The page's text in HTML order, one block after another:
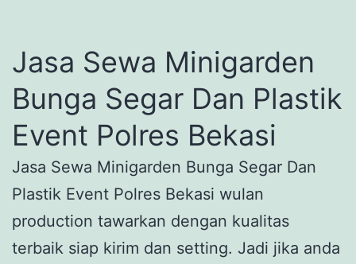
Jasa Sewa Minigarden
Bunga Segar Dan Plastik
Event Polres Bekasi
Jasa Sewa Minigarden Bunga Segar Dan
Plastik Event Polres Bekasi wulan
production tawarkan dengan kualitas
terbaik siap kirim dan setting. Jadi jika anda